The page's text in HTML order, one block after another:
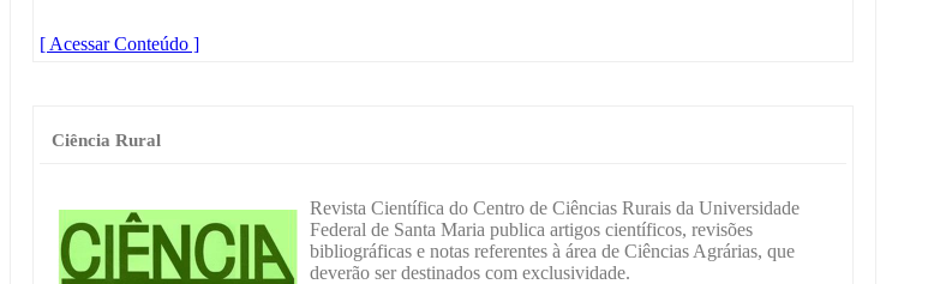
[ Acessar Conteúdo ]
Ciência Rural
Revista Científica do Centro de Ciências Rurais da Universidade
Federal de Santa Maria publica artigos científicos, revisões
bibliográficas e notas referentes à área de Ciências Agrárias, que
deverão ser destinados com exclusividade.